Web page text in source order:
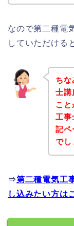
なので第二種電
していただける
ちな
士講
こと
工事
記ペ
でし
⇒第二種電気工
し込みたい方は